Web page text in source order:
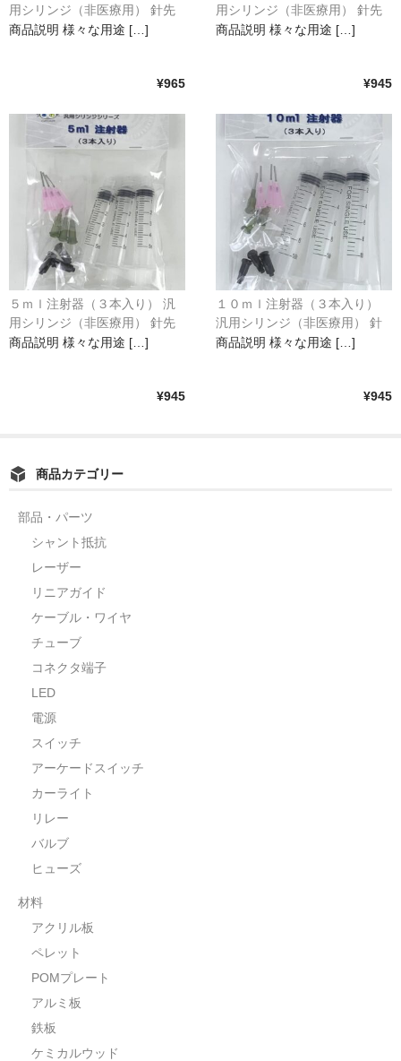
用シリンジ（非医療用） 針先
２種類
商品説明 様々な用途 […]
¥965
用シリンジ（非医療用） 針先
２種類
商品説明 様々な用途 […]
¥945
５ｍｌ注射器（３本入り） 汎
用シリンジ（非医療用） 針先
２種類
商品説明 様々な用途 […]
¥945
１０ｍｌ注射器（３本入り）
汎用シリンジ（非医療用） 針
先２種類
商品説明 様々な用途 […]
¥945
商品カテゴリー
部品・パーツ
シャント抵抗
レーザー
リニアガイド
ケーブル・ワイヤ
チューブ
コネクタ端子
LED
電源
スイッチ
アーケードスイッチ
カーライト
リレー
バルブ
ヒューズ
材料
アクリル板
ペレット
POMプレート
アルミ板
鉄板
ケミカルウッド